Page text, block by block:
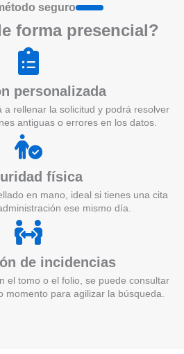
seguro
formapresencial?
personalizada
a rellenar la solicitud y podrá resolver
antiguas o errores en los datos.
física
en mano, ideal si tienes una cita
ese mismo día.
de incidencias
el tomo o el folio, se puede consultar
momento para agilizar la búsqueda.